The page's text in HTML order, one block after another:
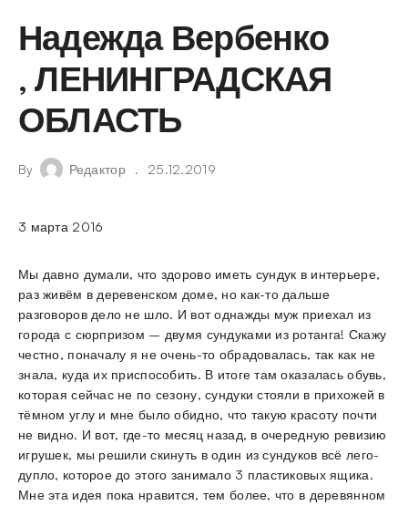
Надежда Вербенко
, ЛЕНИНГРАДСКАЯ
ОБЛАСТЬ
By Редактор 25.12.2019
3 марта 2016
Мы давно думали, что здорово иметь сундук в интерьере,
раз живём в деревенском доме, но как-то дальше
разговоров дело не шло. И вот однажды муж приехал из
города с сюрпризом – двумя сундуками из ротанга! Скажу
честно, поначалу я не очень-то обрадовалась, так как не
знала, куда их приспособить. В итоге там оказалась обувь,
которая сейчас не по сезону, сундуки стояли в прихожей в
тёмном углу и мне было обидно, что такую красоту почти
не видно. И вот, где-то месяц назад, в очередную ревизию
игрушек, мы решили скинуть в один из сундуков всё лего-
дупло, которое до этого занимало 3 пластиковых ящика.
Мне эта идея пока нравится, тем более, что в деревянном